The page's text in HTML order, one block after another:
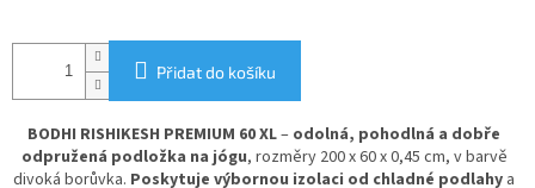
Přidat do košíku
BODHI RISHIKESH PREMIUM 60 XL– odolná, pohodlná a dobře
odpružená podložka na jógu, rozměry 200 x 60 x 0,45 cm, v barvě
divoká borůvka. Poskytuje výbornou izolaci od chladné podlahy a